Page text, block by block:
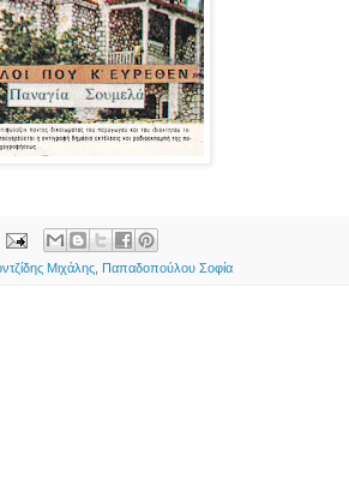
Μιχάλης Παπαδοπούλου Σοφία